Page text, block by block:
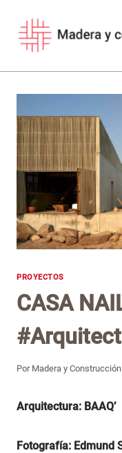
contenido
PROYECTOS
CASA
Por Madera y Construcción
Arquitectura: BAAQ’
Fotografía: Edmund